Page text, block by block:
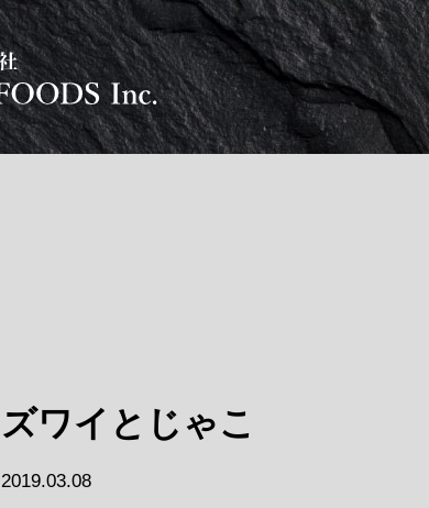
ズワイとじゃこ
2019.03.08